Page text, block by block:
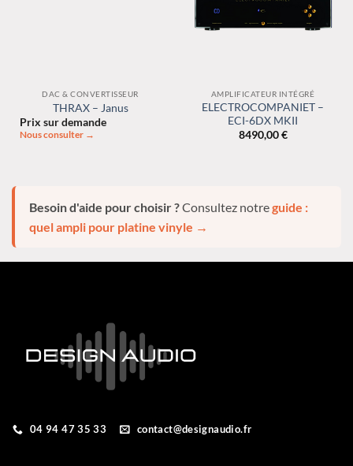
DAC & CONVERTISSEUR
THRAX – Janus
Prix sur demande
Nous consulter →
AMPLIFICATEUR INTÉGRÉ
ELECTROCOMPANIET –
ECI-6DX MKII
8490,00€
Besoin d'aide pour choisir ?Consultez notreguide :
quel ampli pour platine vinyle →
04 94 47 35 33 contact@designaudio.fr